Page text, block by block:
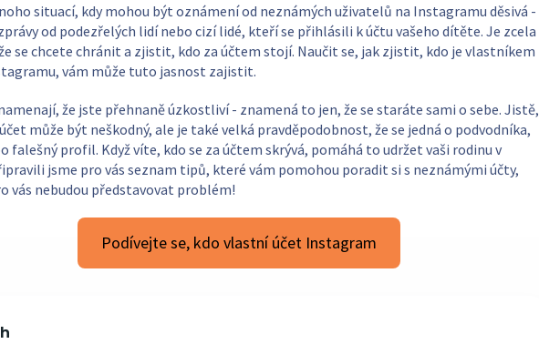
situací, kdy mohou být oznámení od neznámých uživatelů na Instagramu děsivá -
od podezřelých lidí nebo cizí lidé, kteří se přihlásili k účtu vašeho dítěte. Je zcela
se chcete chránit a zjistit, kdo za účtem stojí. Naučit se, jak zjistit, kdo je vlastníkem
vám může tuto jasnost zajistit.
že jste přehnaně úzkostliví - znamená to jen, že se staráte sami o sebe. Jistě,
může být neškodný, ale je také velká pravděpodobnost, že se jedná o podvodníka,
falešný profil. Když víte, kdo se za účtem skrývá, pomáhá to udržet vaši rodinu v
jsme pro vás seznam tipů, které vám pomohou poradit si s neznámými účty,
vás nebudou představovat problém!
Podívejte se, kdo vlastní účet Instagram